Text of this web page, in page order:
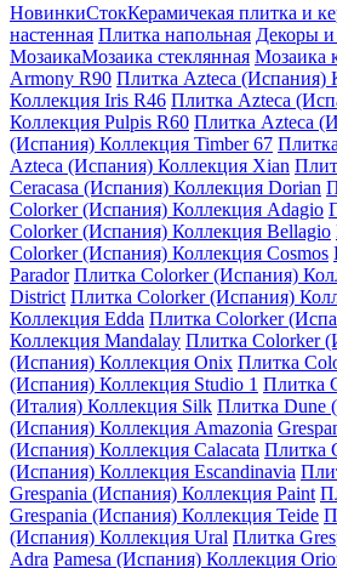
НовинкиСтокКерамичекая плитка и
настенная Плитка напольная Декоры
МозаикаМозаика стеклянная Мозаика
Armony R90 Плитка Azteca (Испания)
Коллекция Iris R46 Плитка Azteca
Коллекция Pulpis R60 Плитка Azteca
(Испания) Коллекция Timber 67
Azteca (Испания) Коллекция Xian
Ceracasa (Испания) Коллекция Dorian
Colorker (Испания) Коллекция Adagio
Colorker (Испания) Коллекция Bellagio
Colorker (Испания) Коллекция Cosmos
Parador Плитка Colorker (Испания)
District Плитка Colorker (Испания)
Коллекция Edda Плитка Colorker
Коллекция Mandalay Плитка Colorker
(Испания) Коллекция Onix Плитка
(Испания) Коллекция Studio 1 Плитка
(Италия) Коллекция Silk Плитка Dune
(Испания) Коллекция Amazonia
(Испания) Коллекция Calacata Плитка
(Испания) Коллекция Escandinavia
Grespania (Испания) Коллекция Paint
Grespania (Испания) Коллекция Teide
(Испания) Коллекция Ural Плитка
Adra Pamesa (Испания) Коллекция